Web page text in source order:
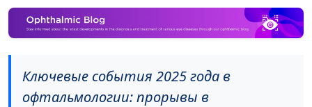
Ключевые события 2025 года в
офтальмологии: прорывы в